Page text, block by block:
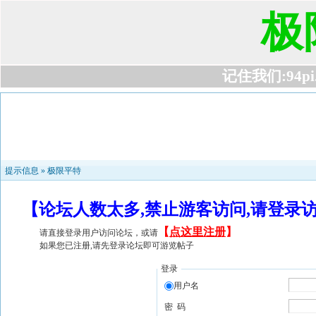
极
记住我们
提示信息 » 极限平特
【论坛人数太多,禁止游客访问,请登
请直接登录用户访问论坛，或请 【 点这里注册】
如果您已注册,请先登录论坛即可游览帖子
登录
用户名
密 码